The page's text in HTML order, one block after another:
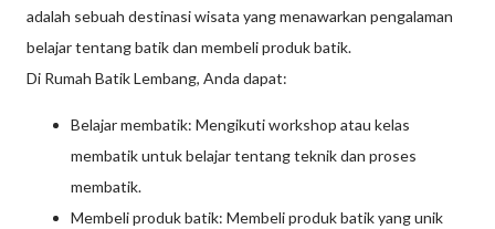
adalah sebuah destinasi wisata yang menawarkan pengalaman
belajar tentang batik dan membeli produk batik.
Di Rumah Batik Lembang, Anda dapat:
Belajar membatik: Mengikuti workshop atau kelas
membatik untuk belajar tentang teknik dan proses
membatik.
Membeli produk batik: Membeli produk batik yang unik